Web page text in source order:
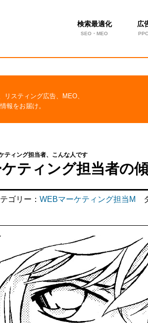
検索最適化
SEO・MEO
広
スティング広告、MEO、
報をお届け。
ティング担当者、こんな人です
ティング担当者の
ゴリー： WEBマーケティング担当M